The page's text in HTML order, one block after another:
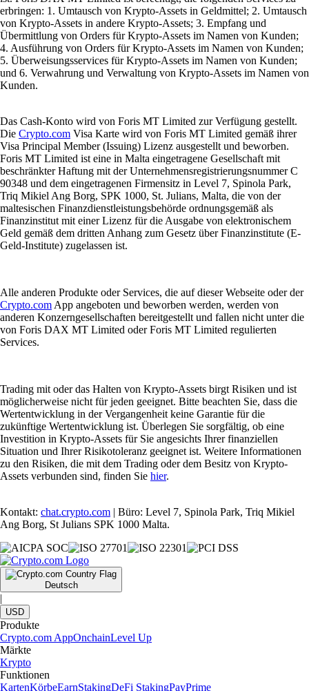
erbringen: 1. Umtausch von Krypto-Assets in Geldmittel; 2. Umtausch
von Krypto-Assets in andere Krypto-Assets; 3. Empfang und
Übermittlung von Orders für Krypto-Assets im Namen von Kunden;
4. Ausführung von Orders für Krypto-Assets im Namen von Kunden;
5. Überweisungsservices für Krypto-Assets im Namen von Kunden;
und 6. Verwahrung und Verwaltung von Krypto-Assets im Namen von
Kunden.
Das Cash-Konto wird von Foris MT Limited zur Verfügung gestellt.
Die Crypto.com Visa Karte wird von Foris MT Limited gemäß ihrer
Visa Principal Member (Issuing) Lizenz ausgestellt und beworben.
Foris MT Limited ist eine in Malta eingetragene Gesellschaft mit
beschränkter Haftung mit der Unternehmensregistrierungsnummer C
90348 und dem eingetragenen Firmensitz in Level 7, Spinola Park,
Triq Mikiel Ang Borg, SPK 1000, St. Julians, Malta, die von der
maltesischen Finanzdienstleistungsbehörde ordnungsgemäß als
Finanzinstitut mit einer Lizenz für die Ausgabe von elektronischem
Geld gemäß dem dritten Anhang zum Gesetz über Finanzinstitute (E-
Geld-Institute) zugelassen ist.
Alle anderen Produkte oder Services, die auf dieser Webseite oder der
Crypto.com App angeboten und beworben werden, werden von
anderen Konzerngesellschaften bereitgestellt und fallen nicht unter die
von Foris DAX MT Limited oder Foris MT Limited regulierten
Services.
Trading mit oder das Halten von Krypto-Assets birgt Risiken und ist
möglicherweise nicht für jeden geeignet. Bitte beachten Sie, dass die
Wertentwicklung in der Vergangenheit keine Garantie für die
zukünftige Wertentwicklung ist. Überlegen Sie sorgfältig, ob eine
Investition in Krypto-Assets für Sie angesichts Ihrer finanziellen
Situation und Ihrer Risikotoleranz geeignet ist. Weitere Informationen
zu den Risiken, die mit dem Trading oder dem Besitz von Krypto-
Assets verbunden sind, finden Sie hier.
Kontakt: chat.crypto.com | Büro: Level 7, Spinola Park, Triq Mikiel
Ang Borg, St Julians SPK 1000 Malta.
Deutsch
|
USD
Produkte
Crypto.com AppOnchainLevel Up
Märkte
Krypto
Funktionen
KartenKörbeEarnStakingDeFi StakingPayPrime